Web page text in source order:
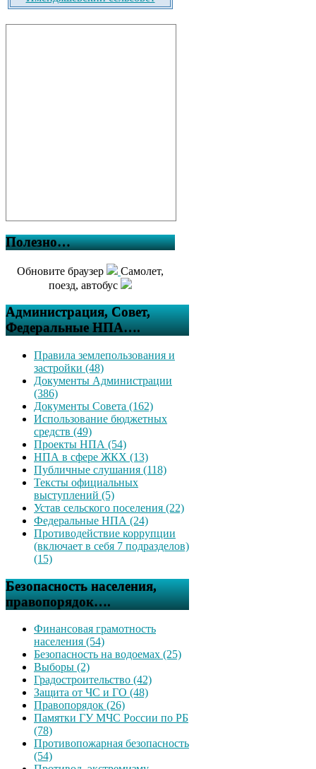
Полезно…
Обновите браузер
Самолет,
поезд, автобус
Администрация, Совет,
Федеральные НПА….
Правила землепользования и
застройки (48)
Документы Администрации
(386)
Документы Совета (162)
Использование бюджетных
средств (49)
Проекты НПА (54)
НПА в сфере ЖКХ (13)
Публичные слушания (118)
Тексты официальных
выступлений (5)
Устав сельского поселения (22)
Федеральные НПА (24)
Противодействие коррупции
(включает в себя 7 подразделов)
(15)
Безопасность населения,
правопорядок….
Финансовая грамотность
населения (54)
Безопасность на водоемах (25)
Выборы (2)
Градостроительство (42)
Защита от ЧС и ГО (48)
Правопорядок (26)
Памятки ГУ МЧС России по РБ
(78)
Противопожарная безопасность
(54)